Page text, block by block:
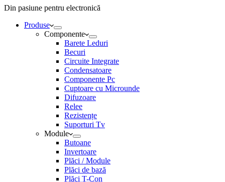
Din pasiune pentru electronică
Produse
Componente
Barete Leduri
Becuri
Circuite Integrate
Condensatoare
Componente Pc
Cuptoare cu Microunde
Difuzoare
Relee
Rezistențe
Suporturi Tv
Module
Butoane
Invertoare
Plăci / Module
Plăci de bază
Plăci T-Con